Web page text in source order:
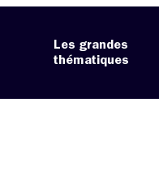
Les grandes
thématiques